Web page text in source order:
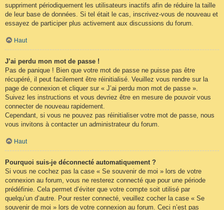
suppriment périodiquement les utilisateurs inactifs afin de réduire la taille
de leur base de données. Si tel était le cas, inscrivez-vous de nouveau et
essayez de participer plus activement aux discussions du forum.
Haut
J’ai perdu mon mot de passe !
Pas de panique ! Bien que votre mot de passe ne puisse pas être
récupéré, il peut facilement être réinitialisé. Veuillez vous rendre sur la
page de connexion et cliquer sur « J’ai perdu mon mot de passe ».
Suivez les instructions et vous devriez être en mesure de pouvoir vous
connecter de nouveau rapidement.
Cependant, si vous ne pouvez pas réinitialiser votre mot de passe, nous
vous invitons à contacter un administrateur du forum.
Haut
Pourquoi suis-je déconnecté automatiquement ?
Si vous ne cochez pas la case « Se souvenir de moi » lors de votre
connexion au forum, vous ne resterez connecté que pour une période
prédéfinie. Cela permet d’éviter que votre compte soit utilisé par
quelqu’un d’autre. Pour rester connecté, veuillez cocher la case « Se
souvenir de moi » lors de votre connexion au forum. Ceci n’est pas